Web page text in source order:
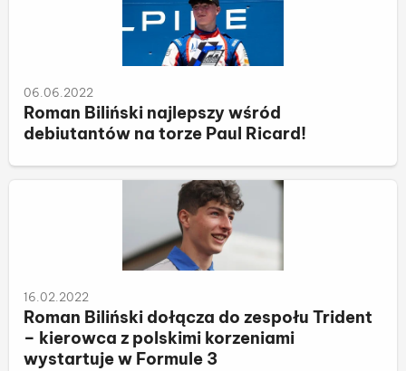
06.06.2022
Roman Biliński najlepszy wśród
debiutantów na torze Paul Ricard!
16.02.2022
Roman Biliński dołącza do zespołu Trident
– kierowca z polskimi korzeniami
wystartuje w Formule 3